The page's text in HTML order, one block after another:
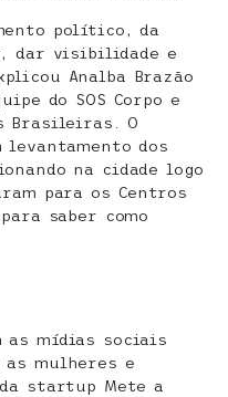
político, da
dar visibilidade e
Analba Brazão
do SOS Corpo e
Brasileiras. O
dos
na cidade logo
para os Centros
saber como
as mídias sociais
as mulheres e
startup Mete a